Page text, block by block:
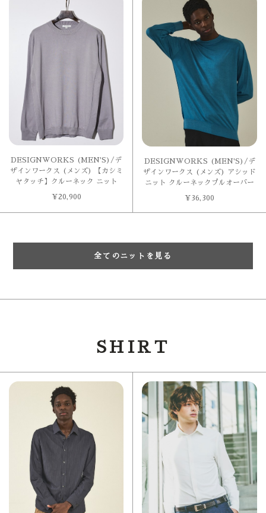
DESIGNWORKS (MEN'S)/デ
ザインワークス (メンズ) 【カシミ
ヤタッチ】クルーネック ニット
¥ 20,900
DESIGNWORKS (MEN'S)/デ
ザインワークス (メンズ) アシッド
ニット クルーネックプルオーバー
¥36,300
全てのニットを見る
SHIRT